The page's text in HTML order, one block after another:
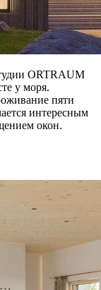
ORTRAUM
у моря.
пяти
интересным
окон.